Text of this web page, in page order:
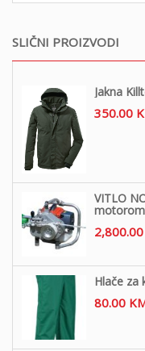
SLIČNI PROIZVODI
Jakna
350.00
VITLO
motorom
2,800.00
Hlače za
80.00